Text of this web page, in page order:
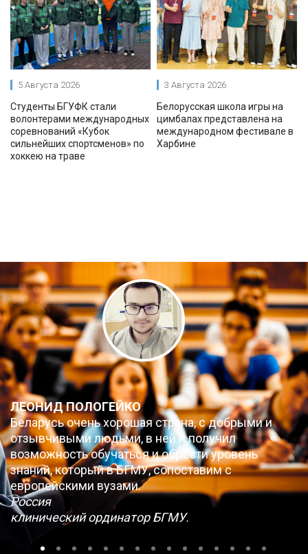
5 Августа 2026
Студенты БГУФК стали
волонтерами международных
соревнований «Кубок
сильнейших спортсменов» по
хоккею на траве
3 Августа 2026
Белорусская школа игры на
цимбалах представлена на
международном фестивале в
Харбине
ЛЕОНИД ПОЛОГЕЙКО
Беларусь очень хорошая страна, с добрыми и
отзывчивыми людьми, в ней я получил
возможность обучаться и обрести уровень
знаний, который в БГМУ, сопоставим с
европейскими вузами.
Россия
клинический ординатор БГМУ.